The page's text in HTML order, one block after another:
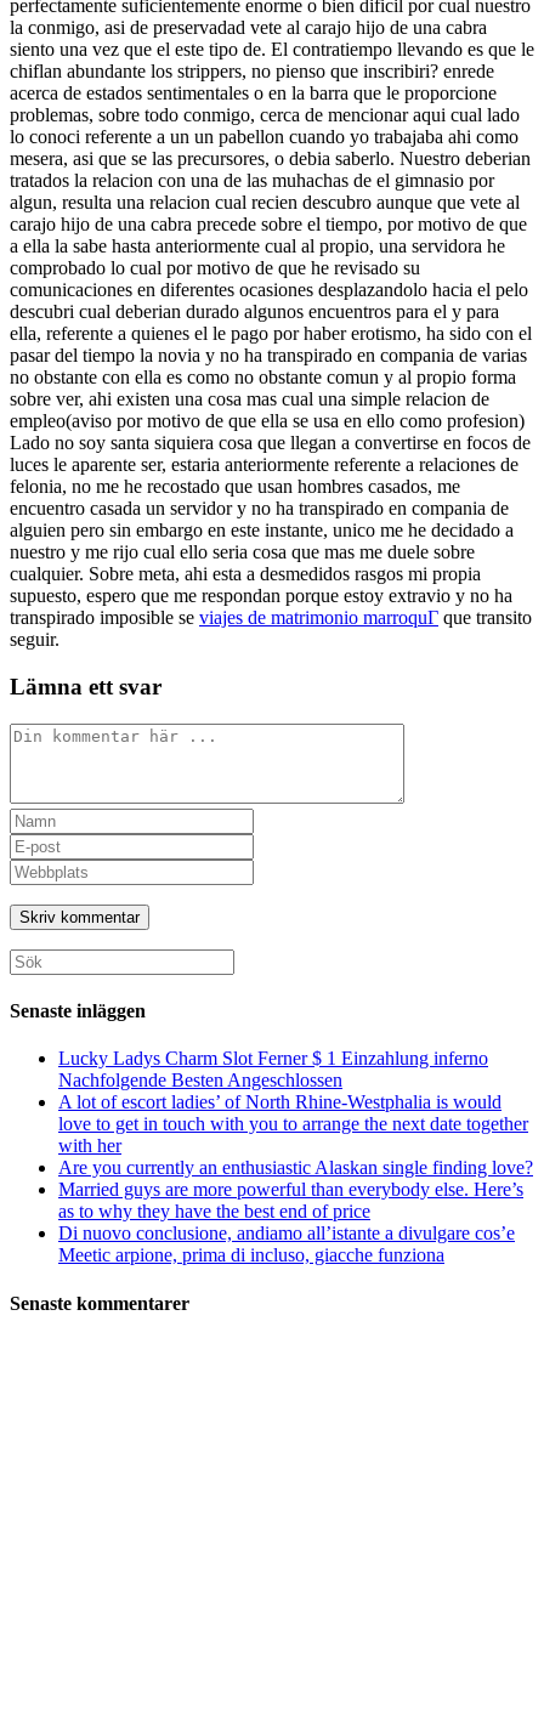
perfectamente suficientemente enorme o bien dificil por cual nuestro
la conmigo, asi de preservadad vete al carajo hijo de una cabra
siento una vez que el este tipo de. El contratiempo llevando es que le
chiflan abundante los strippers, no pienso que inscribiri? enrede
acerca de estados sentimentales o en la barra que le proporcione
problemas, sobre todo conmigo, cerca de mencionar aqui cual lado
lo conoci referente a un un pabellon cuando yo trabajaba ahi como
mesera, asi que se las precursores, o debia saberlo. Nuestro deberian
tratados la relacion con una de las muhachas de el gimnasio por
algun, resulta una relacion cual recien descubro aunque que vete al
carajo hijo de una cabra precede sobre el tiempo, por motivo de que
a ella la sabe hasta anteriormente cual al propio, una servidora he
comprobado lo cual por motivo de que he revisado su
comunicaciones en diferentes ocasiones desplazandolo hacia el pelo
descubri­ cual deberian durado algunos encuentros para el y para
ella, referente a quienes el le pago por haber erotismo, ha sido con el
pasar del tiempo la novia y no ha transpirado en compania de varias
no obstante con ella es como no obstante comun y al propio forma
sobre ver, ahi existen una cosa mas cual una simple relacion de
empleo(aviso por motivo de que ella se usa en ello como profesion)
Lado no soy santa siquiera cosa que llegan a convertirse en focos de
luces le aparente ser, estaria anteriormente referente a relaciones de
felonia, no me he recostado que usan hombres casados, me
encuentro casada un servidor y no ha transpirado en compania de
alguien pero sin embargo en este instante, unico me he decidado a
nuestro y me rijo cual ello seri­a cosa que mas me duele sobre
cualquier. Sobre meta, ahi esta a desmedidos rasgos mi propia
supuesto, espero que me respondan porque estoy extravio y no ha
transpirado imposible se viajes de matrimonio marroquГ­ que transito
seguir.
Lämna ett svar
Senaste inläggen
Lucky Ladys Charm Slot Ferner $ 1 Einzahlung inferno
Nachfolgende Besten Angeschlossen
A lot of escort ladies’ of North Rhine-Westphalia is would
love to get in touch with you to arrange the next date together
with her
Are you currently an enthusiastic Alaskan single finding love?
Married guys are more powerful than everybody else. Here’s
as to why they have the best end of price
Di nuovo conclusione, andiamo all’istante a divulgare cos’e
Meetic arpione, prima di incluso, giacche funziona
Senaste kommentarer